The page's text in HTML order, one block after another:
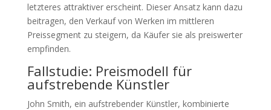
letzteres attraktiver erscheint. Dieser Ansatz kann dazu
beitragen, den Verkauf von Werken im mittleren
Preissegment zu steigern, da Käufer sie als preiswerter
empfinden.
Fallstudie: Preismodell für
aufstrebende Künstler
John Smith, ein aufstrebender Künstler, kombinierte